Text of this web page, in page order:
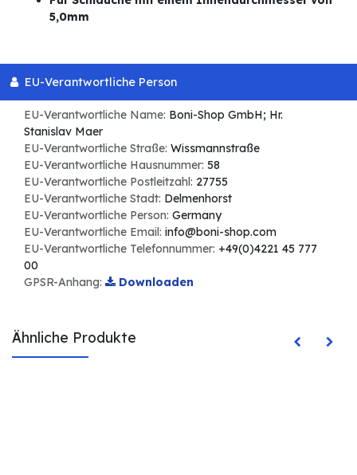
5,0mm
EU-Verantwortliche Person
EU-Verantwortliche Name: Boni-Shop GmbH; Hr.
Stanislav Maer
EU-Verantwortliche Straße: Wissmannstraße
EU-Verantwortliche Hausnummer: 58
EU-Verantwortliche Postleitzahl: 27755
EU-Verantwortliche Stadt: Delmenhorst
EU-Verantwortliche Person: Germany
EU-Verantwortliche Email: info@boni-shop.com
EU-Verantwortliche Telefonnummer: +49(0)4221 45 777
00
GPSR-Anhang:
Downloaden
Ähnliche Produkte